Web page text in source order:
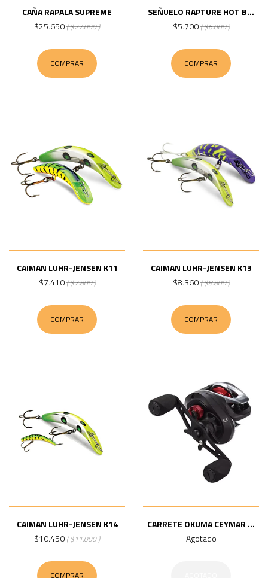
CAÑA RAPALA SUPREME
$25.650( $27.000 )
COMPRAR
SEÑUELO RAPTURE HOT B...
$5.700( $6.000 )
COMPRAR
CAIMAN LUHR-JENSEN K11
$7.410( $7.800 )
COMPRAR
CAIMAN LUHR-JENSEN K13
$8.360( $8.800 )
COMPRAR
CAIMAN LUHR-JENSEN K14
$10.450( $11.000 )
COMPRAR
CARRETE OKUMA CEYMAR ...
Agotado